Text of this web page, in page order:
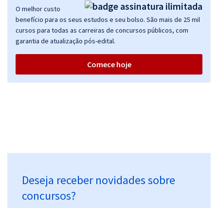
O melhor custo
benefício para os seus estudos e seu bolso. São mais de 25 mil
cursos para todas as carreiras de concursos públicos, com
garantia de atualização pós-edital.
Comece hoje
Deseja receber novidades sobre
concursos?